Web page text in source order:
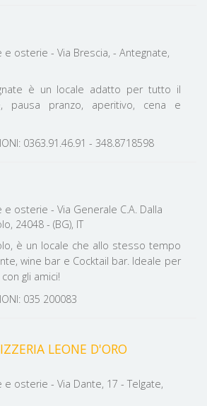
- Antegnate,
è un locale adatto per tutto il
pausa pranzo, aperitivo, cena e
0363.91.46.91 - 348.8718598
C.A. Dalla
24048 - (BG), IT
è un locale che allo stesso tempo
wine bar e Cocktail bar. Ideale per
gli amici!
INFO E PRENOTAZIONI: 035 200083
LEONE D'ORO
17 - Telgate,